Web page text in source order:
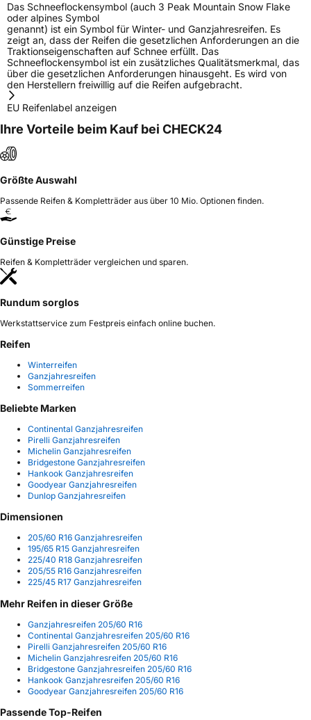
Das Schneeflockensymbol (auch 3 Peak Mountain Snow Flake
oder alpines Symbol
genannt) ist ein Symbol für Winter- und Ganzjahresreifen. Es
zeigt an, dass der Reifen die gesetzlichen Anforderungen an die
Traktionseigenschaften auf Schnee erfüllt. Das
Schneeflockensymbol ist ein zusätzliches Qualitätsmerkmal, das
über die gesetzlichen Anforderungen hinausgeht. Es wird von
den Herstellern freiwillig auf die Reifen aufgebracht.
EU Reifenlabel anzeigen
Ihre Vorteile beim Kauf bei CHECK24
Größte Auswahl
Passende Reifen & Kompletträder aus über 10 Mio. Optionen finden.
Günstige Preise
Reifen & Kompletträder vergleichen und sparen.
Rundum sorglos
Werkstattservice zum Festpreis einfach online buchen.
Reifen
Winterreifen
Ganzjahresreifen
Sommerreifen
Beliebte Marken
Continental Ganzjahresreifen
Pirelli Ganzjahresreifen
Michelin Ganzjahresreifen
Bridgestone Ganzjahresreifen
Hankook Ganzjahresreifen
Goodyear Ganzjahresreifen
Dunlop Ganzjahresreifen
Dimensionen
205/60 R16 Ganzjahresreifen
195/65 R15 Ganzjahresreifen
225/40 R18 Ganzjahresreifen
205/55 R16 Ganzjahresreifen
225/45 R17 Ganzjahresreifen
Mehr Reifen in dieser Größe
Ganzjahresreifen 205/60 R16
Continental Ganzjahresreifen 205/60 R16
Pirelli Ganzjahresreifen 205/60 R16
Michelin Ganzjahresreifen 205/60 R16
Bridgestone Ganzjahresreifen 205/60 R16
Hankook Ganzjahresreifen 205/60 R16
Goodyear Ganzjahresreifen 205/60 R16
Passende Top-Reifen